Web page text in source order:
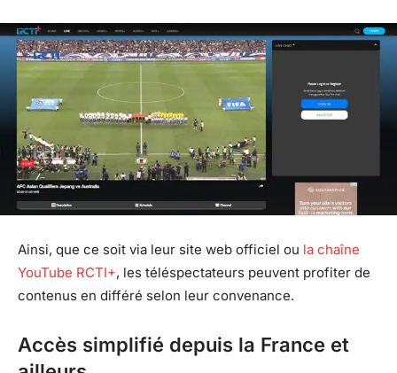
Ainsi, que ce soit via leur site web officiel ou la chaîne
YouTube RCTI+, les téléspectateurs peuvent profiter de
contenus en différé selon leur convenance.
Accès simplifié depuis la France et